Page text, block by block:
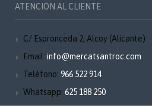
ATENCIÓN AL CLIENTE
C/ Espronceda 2, Alcoy (Alicante)
Email: info@mercatsantroc.com
Teléfono: 966 522 914
Whatsapp: 625 188 250